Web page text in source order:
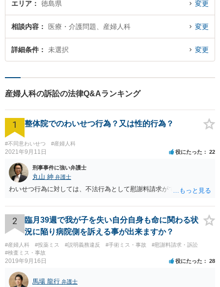
エリア 徳島県 変更
相談内容 医療・介護問題、産婦人科 変更
詳細条件 未選択 変更
産婦人科の訴訟の法律Q&Aランキング
1 整体院でのわいせつ行為？又は性的行為？
#不同意わいせつ #産婦人科
2021年9月11日 役にたった 22
刑事事件に強い弁護士
丸山 紳 弁護士
わいせつ行為に対しては、不法行為として慰謝料請求ができます。
2
臨月39週で我が子を失い自分自身も命に関わる状
況に陥り病院側を訴える事が出来ますか？
#産婦人科 #投薬ミス #説明義務違反 #手術ミス・事故
#慰謝料請求・訴訟
#検査ミス・事故
2019年9月16日 役にたった 28
馬場 龍行 弁護士